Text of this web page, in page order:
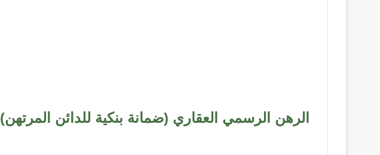
الرهن الرسمي العقاري (ضمانة بنكية للدائن المرتهن)